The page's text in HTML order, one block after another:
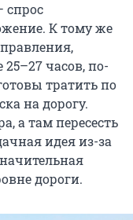
спрос
К тому же
часов, по-
тратить по
на дорогу.
а там пересесть
идея из-за
дороги.